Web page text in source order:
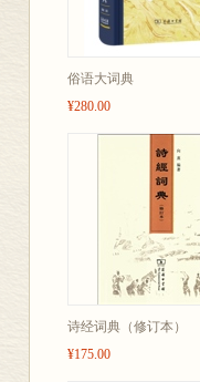
俗语大词典
¥280.00
诗经词典（修订本）
¥175.00